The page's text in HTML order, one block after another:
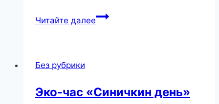
Читайте далееВолшебница-
Без рубрики
Эко-час «Синичкин день»